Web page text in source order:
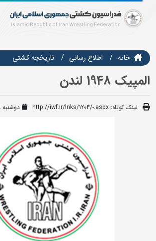
خانه اطلاع رسانی تاریخچه کشتی
المپیک 1948 لندن
لینک کوتاه: http://iwf.ir/lnks/1204/-.aspx دوشنبه ۱۹ شهریور ۱۳۸۶